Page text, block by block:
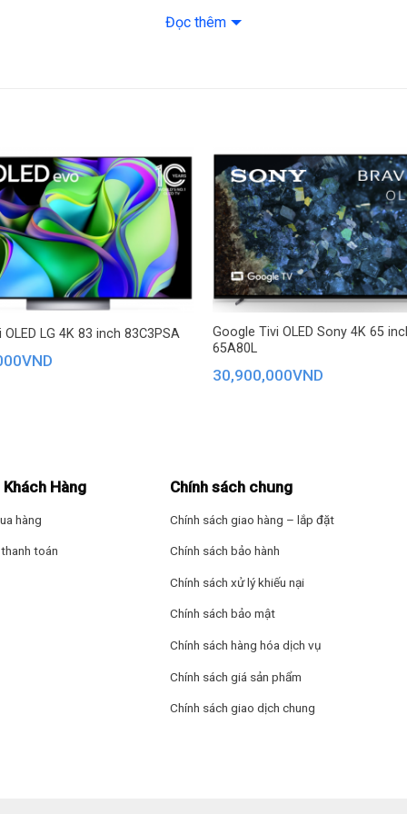
Đọc thêm
LG 4K 83 inch 83C3PSA
VND
Google Tivi OLED Sony 4K 65
65A80L
30,900,000VND
Hàng
hàng
toán
Chính sách chung
Chính sách giao hàng – lắp đặt
Chính sách bảo hành
Chính sách xử lý khiếu nại
Chính sách bảo mật
Chính sách hàng hóa dịch vụ
Chính sách giá sản phẩm
Chính sách giao dịch chung